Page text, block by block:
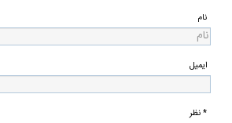
نام
ایمیل
* نظر